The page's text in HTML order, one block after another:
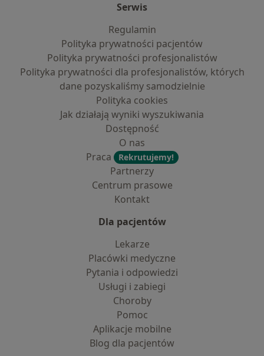
Serwis
Regulamin
Polityka prywatności pacjentów
Polityka prywatności profesjonalistów
Polityka prywatności dla profesjonalistów, których
dane pozyskaliśmy samodzielnie
Polityka cookies
Jak działają wyniki wyszukiwania
Dostępność
O nas
Praca
Rekrutujemy!
Partnerzy
Centrum prasowe
Kontakt
Dla pacjentów
Lekarze
Placówki medyczne
Pytania i odpowiedzi
Usługi i zabiegi
Choroby
Pomoc
Aplikacje mobilne
Blog dla pacjentów